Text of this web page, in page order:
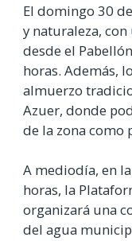
El domingo 30
y naturaleza,
desde el
horas. Además,
almuerzo
Azuer, donde
de la zona como
A mediodía, en
horas, la
organizará una
del agua